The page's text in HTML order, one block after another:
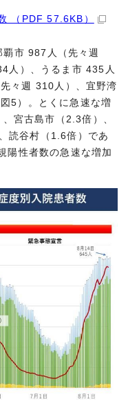
（PDF 57.6KB）
市 987人（先々週
人）、うるま市 435人
々週 310人）、宜野湾
5）。とくに急速な増
宮古島市（2.3倍）、
読谷村（1.6倍）であ
陽性者数の急速な増加